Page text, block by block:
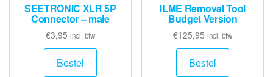
SEETRONIC XLR 5P
Connector – male
€3,95 incl. btw
Bestel
ILME Removal Tool
Budget Version
€125,95 incl. btw
Bestel